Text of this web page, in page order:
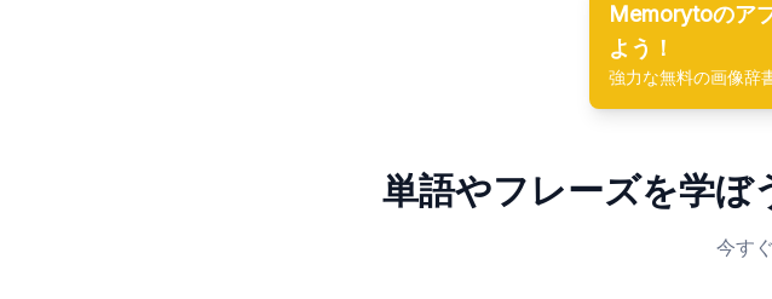
Memorytoのア
よう！
強力な無料の画像辞
単語やフレーズを学ぼ
今す